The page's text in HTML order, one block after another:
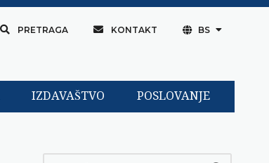
PRETRAGA KONTAKT BS
IZDAVAŠTVO POSLOVANJE